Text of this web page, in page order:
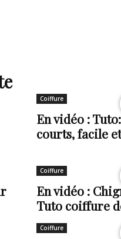
Coiffure
En vidéo :
courts, facile
Coiffure
En vidéo :
Tuto coiffure
Coiffure